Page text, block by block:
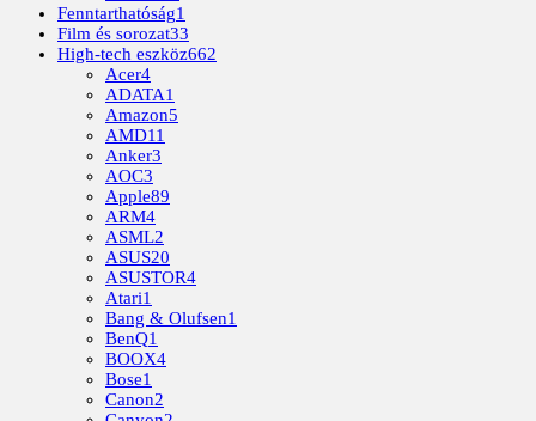
Fenntarthatóság1
Film és sorozat33
High-tech eszköz662
Acer4
ADATA1
Amazon5
AMD11
Anker3
AOC3
Apple89
ARM4
ASML2
ASUS20
ASUSTOR4
Atari1
Bang & Olufsen1
BenQ1
BOOX4
Bose1
Canon2